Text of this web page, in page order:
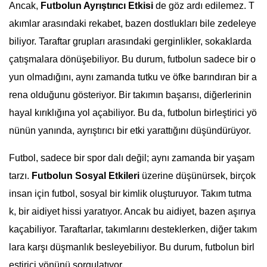
Ancak, Futbolun Ayrıştırıcı Etkisi de göz ardı edilemez. T
akımlar arasındaki rekabet, bazen dostlukları bile zedeleye
biliyor. Taraftar grupları arasındaki gerginlikler, sokaklarda
çatışmalara dönüşebiliyor. Bu durum, futbolun sadece bir o
yun olmadığını, aynı zamanda tutku ve öfke barındıran bir a
rena olduğunu gösteriyor. Bir takımın başarısı, diğerlerinin
hayal kırıklığına yol açabiliyor. Bu da, futbolun birleştirici yö
nünün yanında, ayrıştırıcı bir etki yarattığını düşündürüyor.
Futbol, sadece bir spor dalı değil; aynı zamanda bir yaşam
tarzı. Futbolun Sosyal Etkileri üzerine düşünürsek, birçok
insan için futbol, sosyal bir kimlik oluşturuyor. Takım tutma
k, bir aidiyet hissi yaratıyor. Ancak bu aidiyet, bazen aşırıya
kaçabiliyor. Taraftarlar, takımlarını desteklerken, diğer takım
lara karşı düşmanlık besleyebiliyor. Bu durum, futbolun birl
eştirici yönünü sorgulatıyor.